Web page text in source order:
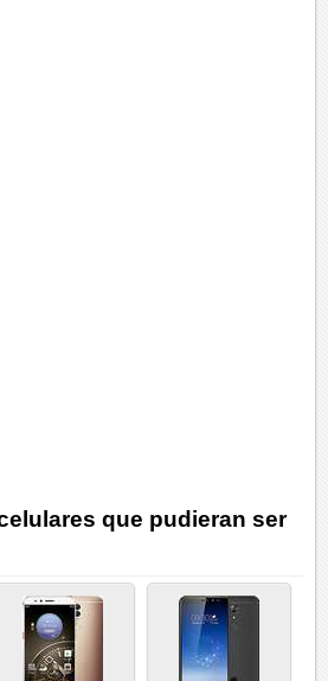
que pudieran ser